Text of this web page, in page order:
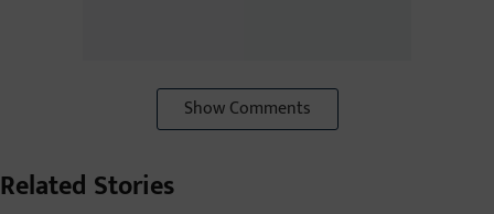
Show Comments
Related Stories